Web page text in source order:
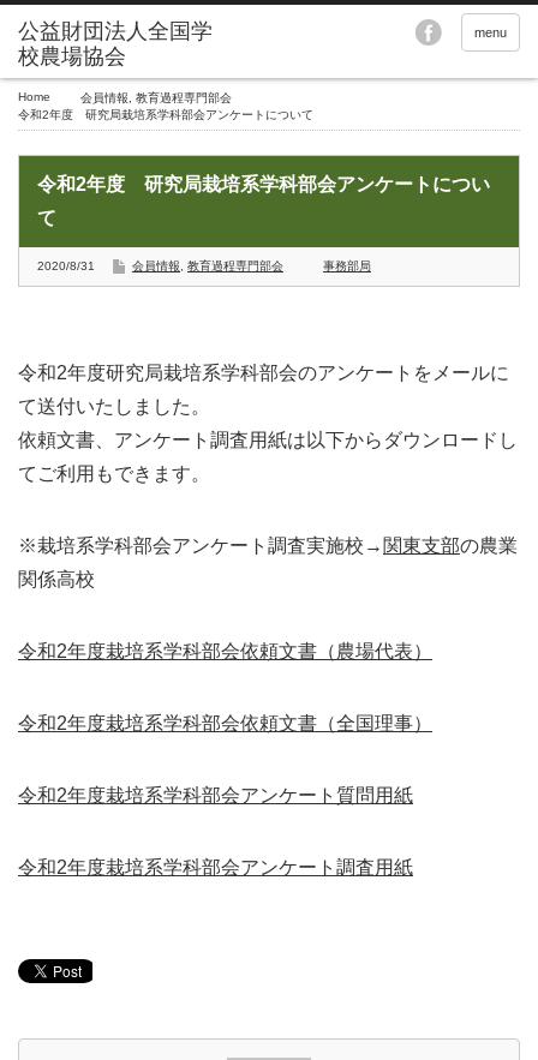
menu
Home 会員情報
教育過程専門部会
令和2年度 研究局栽培系学科部会アンケートについて
令和2年度 研究局栽培系学科部会アンケートについ
て
2020/8/31 会員情報 教育過程専門部会 事務部局
令和2年度研究局栽培系学科部会のアンケートをメールに
て送付いたしました。
依頼文書、アンケート調査用紙は以下からダウンロードし
てご利用もできます。
※栽培系学科部会アンケート調査実施校→ 関東支部の農業
関係高校
令和2年度栽培系学科部会依頼文書（農場代表）
令和2年度栽培系学科部会依頼文書（全国理事）
令和2年度栽培系学科部会アンケート質問用紙
令和2年度栽培系学科部会アンケート調査用紙